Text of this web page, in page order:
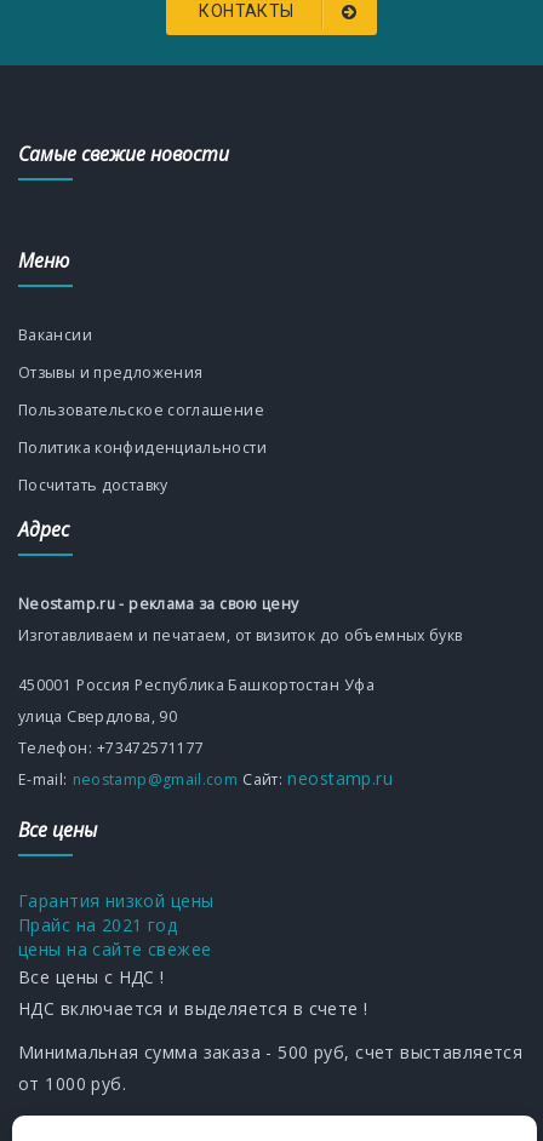
КОНТАКТЫ
Самые свежие новости
Меню
Вакансии
Отзывы и предложения
Пользовательское соглашение
Политика конфиденциальности
Посчитать доставку
Адрес
Neostamp.ru - реклама за свою цену
Изготавливаем и печатаем, от визиток до объемных букв
450001 Россия Республика Башкортостан Уфа
улица Свердлова, 90
Телефон: +73472571177
Е-mаil: neostamp@gmail.com Сайт: neostamp.ru
Все цены
Гарантия низкой цены
Прайс на 2021 год
цены на сайте свежее
Все цены с НДС !
НДС включается и выделяется в счете !
Минимальная сумма заказа - 500 руб, счет выставляется
от 1000 руб.